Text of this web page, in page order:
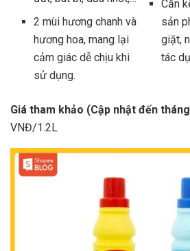
2 mùi hương chanh và
hương hoa, mang lại
cảm giác dễ chịu khi
sử dụng.
Cần
sản
giặt,
tác
Giá tham khảo (Cập nhật đến
VNĐ/1.2L